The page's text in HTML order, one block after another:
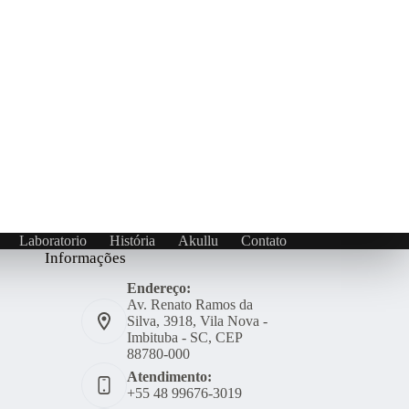
Laboratorio História Akullu Contato
Informações
Endereço:
Av. Renato Ramos da
Silva, 3918, Vila Nova -
Imbituba - SC, CEP
88780-000
Atendimento:
+55 48 99676-3019